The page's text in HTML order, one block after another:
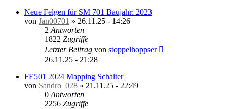
Neue Felgen für SM 701 Baujahr: 2023
von Jan00701 » 26.11.25 - 14:26
2 Antworten
1822 Zugriffe
Letzter Beitrag von stoppelhoppser
26.11.25 - 21:28
FE501 2024 Mapping Schalter
von Sandro_028 » 21.11.25 - 22:49
0 Antworten
2256 Zugriffe